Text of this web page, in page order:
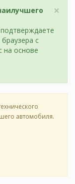
×
с
на основе
автомобиля.